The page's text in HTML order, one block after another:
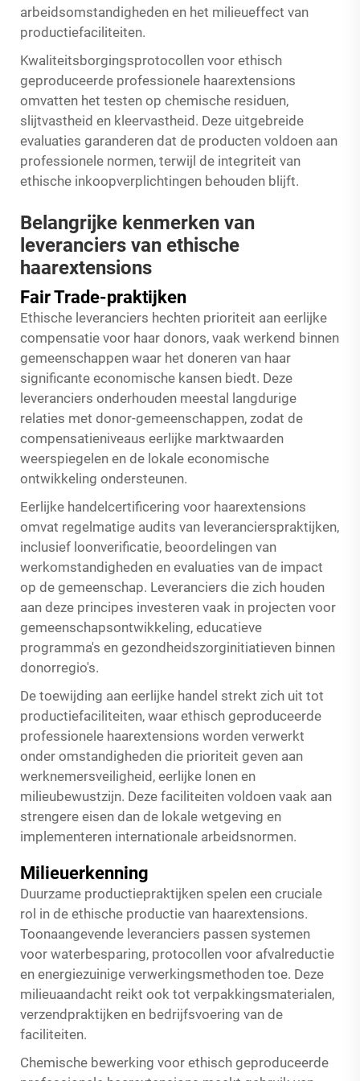
arbeidsomstandigheden en het milieueffect van
productiefaciliteiten.
Kwaliteitsborgingsprotocollen voor ethisch
geproduceerde professionele haarextensions
omvatten het testen op chemische residuen,
slijtvastheid en kleervastheid. Deze uitgebreide
evaluaties garanderen dat de producten voldoen aan
professionele normen, terwijl de integriteit van
ethische inkoopverplichtingen behouden blijft.
Belangrijke kenmerken van
leveranciers van ethische
haarextensions
Fair Trade-praktijken
Ethische leveranciers hechten prioriteit aan eerlijke
compensatie voor haar donors, vaak werkend binnen
gemeenschappen waar het doneren van haar
significante economische kansen biedt. Deze
leveranciers onderhouden meestal langdurige
relaties met donor-gemeenschappen, zodat de
compensatieniveaus eerlijke marktwaarden
weerspiegelen en de lokale economische
ontwikkeling ondersteunen.
Eerlijke handelcertificering voor haarextensions
omvat regelmatige audits van leverancierspraktijken,
inclusief loonverificatie, beoordelingen van
werkomstandigheden en evaluaties van de impact
op de gemeenschap. Leveranciers die zich houden
aan deze principes investeren vaak in projecten voor
gemeenschapsontwikkeling, educatieve
programma's en gezondheidszorginitiatieven binnen
donorregio's.
De toewijding aan eerlijke handel strekt zich uit tot
productiefaciliteiten, waar ethisch geproduceerde
professionele haarextensions worden verwerkt
onder omstandigheden die prioriteit geven aan
werknemersveiligheid, eerlijke lonen en
milieubewustzijn. Deze faciliteiten voldoen vaak aan
strengere eisen dan de lokale wetgeving en
implementeren internationale arbeidsnormen.
Milieuerkenning
Duurzame productiepraktijken spelen een cruciale
rol in de ethische productie van haarextensions.
Toonaangevende leveranciers passen systemen
voor waterbesparing, protocollen voor afvalreductie
en energiezuinige verwerkingsmethoden toe. Deze
milieuaandacht reikt ook tot verpakkingsmaterialen,
verzendpraktijken en bedrijfsvoering van de
faciliteiten.
Chemische bewerking voor ethisch geproduceerde